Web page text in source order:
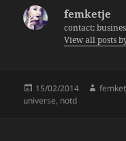
femketje
contact:
View all posts
Posted
on
15/02/2014 Author
universe, notd